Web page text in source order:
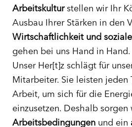
Arbeitskulturstellen wir Ihr
Ausbau Ihrer Stärken in den
Wirtschaftlichkeit und
gehen bei uns Hand in Hand.
Unser Her[t]z schlägt für
Mitarbeiter. Sie leisten jeden
Arbeit, um sich für die
einzusetzen. Deshalb sorgen
Arbeitsbedingungen und ein